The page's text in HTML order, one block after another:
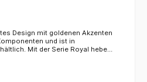
Design mit goldenen Akzenten
und ist in
Mit der Serie Royal heben